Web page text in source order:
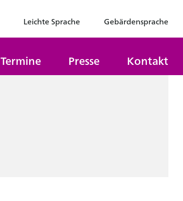
Leichte Sprache Gebärdensprache
Termine Presse Kontakt